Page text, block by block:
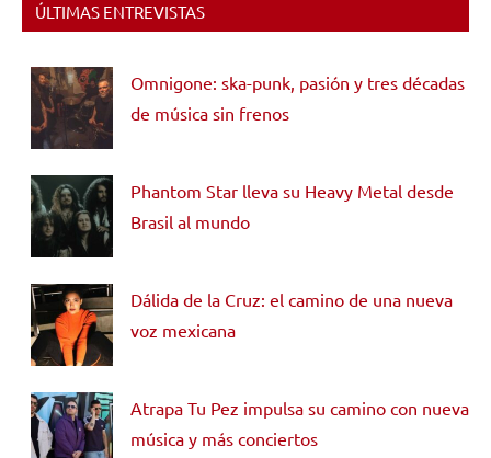
ÚLTIMAS ENTREVISTAS
Omnigone: ska-punk, pasión y tres décadas
de música sin frenos
Phantom Star lleva su Heavy Metal desde
Brasil al mundo
Dálida de la Cruz: el camino de una nueva
voz mexicana
Atrapa Tu Pez impulsa su camino con nueva
música y más conciertos